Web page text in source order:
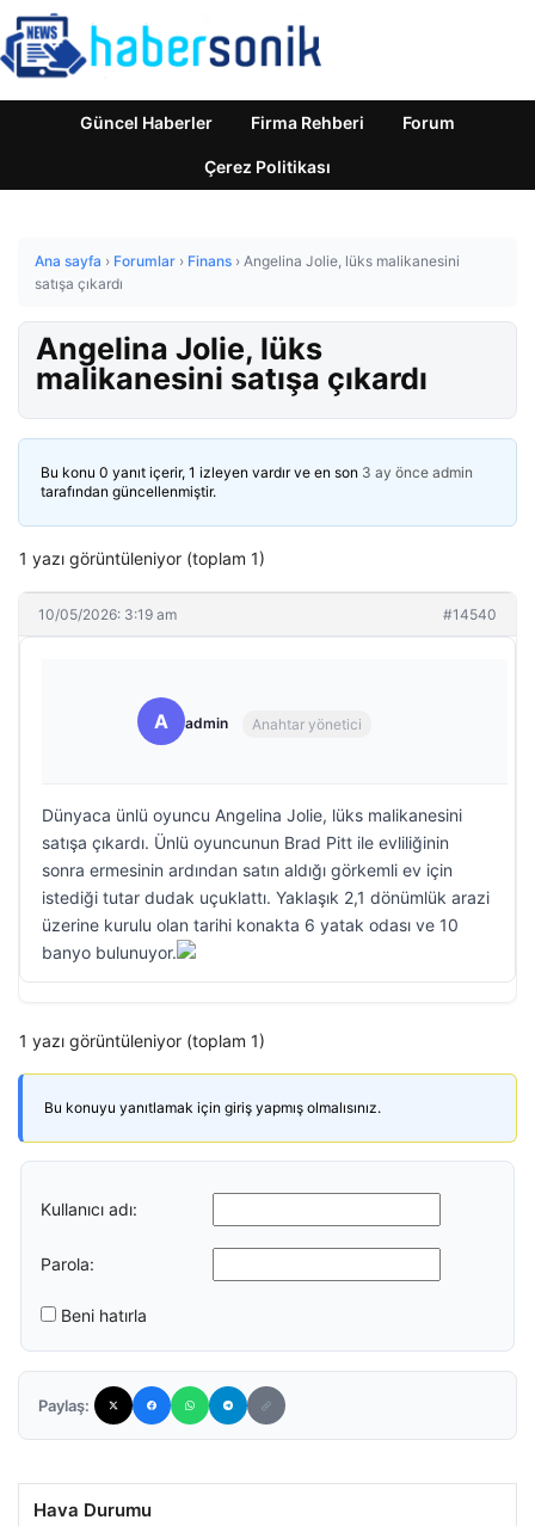
Güncel Haberler Firma Rehberi Forum
Çerez Politikası
Ana sayfa › Forumlar › Finans › Angelina Jolie, lüks malikanesini
satışa çıkardı
Angelina Jolie, lüks
malikanesini satışa çıkardı
Bu konu 0 yanıt içerir, 1 izleyen vardır ve en son 3 ay önce admin
tarafından güncellenmiştir.
1 yazı görüntüleniyor (toplam 1)
10/05/2026: 3:19 am #14540
A admin Anahtar yönetici
Dünyaca ünlü oyuncu Angelina Jolie, lüks malikanesini
satışa çıkardı. Ünlü oyuncunun Brad Pitt ile evliliğinin
sonra ermesinin ardından satın aldığı görkemli ev için
istediği tutar dudak uçuklattı. Yaklaşık 2,1 dönümlük arazi
üzerine kurulu olan tarihi konakta 6 yatak odası ve 10
banyo bulunuyor.
1 yazı görüntüleniyor (toplam 1)
Bu konuyu yanıtlamak için giriş yapmış olmalısınız.
Kullanıcı adı:
Parola:
Beni hatırla
Paylaş:
Hava Durumu